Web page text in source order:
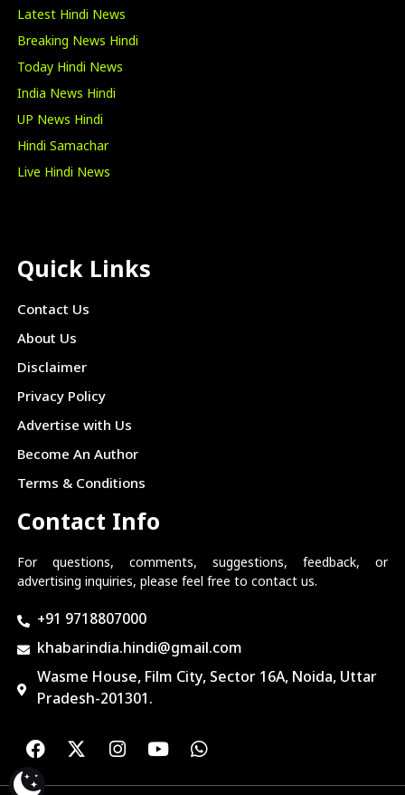
Latest Hindi News
Breaking News Hindi
Today Hindi News
India News Hindi
UP News Hindi
Hindi Samachar
Live Hindi News
Quick Links
Contact Us
About Us
Disclaimer
Privacy Policy
Advertise with Us
Become An Author
Terms & Conditions
Contact Info
For questions, comments, suggestions, feedback, or
advertising inquiries, please feel free to contact us.
+91 9718807000
khabarindia.hindi@gmail.com
Wasme House, Film City, Sector 16A, Noida, Uttar
Pradesh-201301.